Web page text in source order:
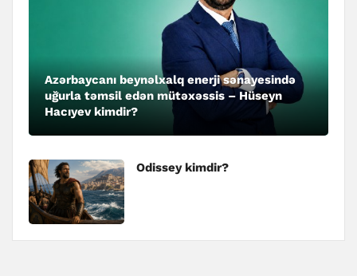
Azərbaycanı beynəlxalq enerji sənayesində
uğurla təmsil edən mütəxəssis – Hüseyn
Hacıyev kimdir?
Odissey kimdir?